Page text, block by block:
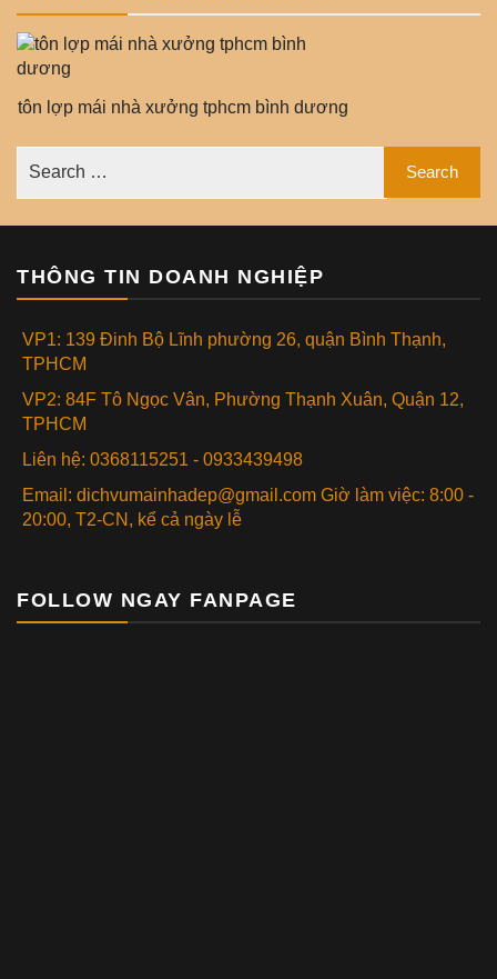
tôn lợp mái nhà xưởng tphcm bình dương
THÔNG TIN DOANH NGHIỆP
VP1: 139 Đinh Bộ Lĩnh phường 26, quận Bình Thạnh,
TPHCM
VP2: 84F Tô Ngọc Vân, Phường Thạnh Xuân, Quận 12,
TPHCM
Liên hệ: 0368115251 - 0933439498
Email: dichvumainhadep@gmail.com Giờ làm việc: 8:00 -
20:00, T2-CN, kể cả ngày lễ
FOLLOW NGAY FANPAGE